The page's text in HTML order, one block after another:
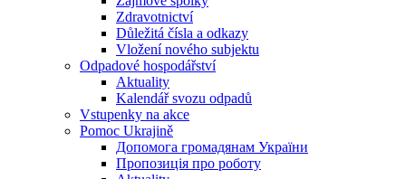
Zdravotnictví
Důležitá čísla a odkazy
Vložení nového subjektu
Odpadové hospodářství
Aktuality
Kalendář svozu odpadů
Vstupenky na akce
Pomoc Ukrajině
Допомога громадянам України
Пропозиція про роботу